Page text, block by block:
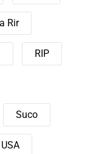
Rir
RIP
Suco
USA